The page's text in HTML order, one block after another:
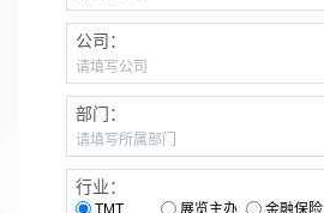
公司：
部门：
行业：
TMT 展览主办 金融保险